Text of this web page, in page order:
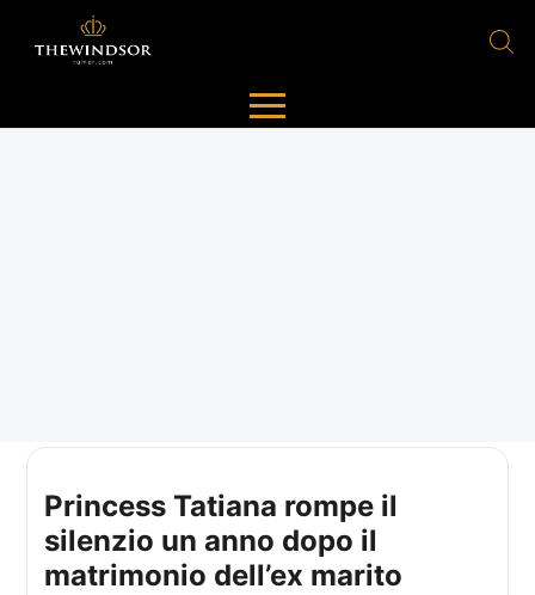
Princess Tatiana rompe il
silenzio un anno dopo il
matrimonio dell’ex marito